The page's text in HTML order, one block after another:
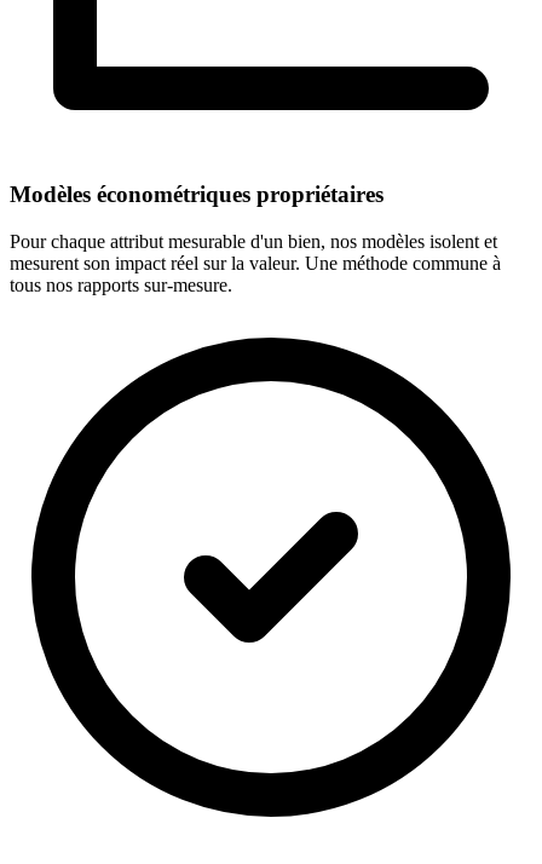
Modèles économétriques propriétaires
Pour chaque attribut mesurable d'un bien, nos modèles isolent et
mesurent son impact réel sur la valeur. Une méthode commune à
tous nos rapports sur-mesure.